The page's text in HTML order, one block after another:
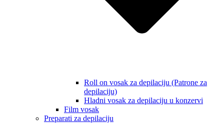
Roll on vosak za depilaciju (Patrone za
depilaciju)
Hladni vosak za depilaciju u konzervi
Film vosak
Preparati za depilaciju